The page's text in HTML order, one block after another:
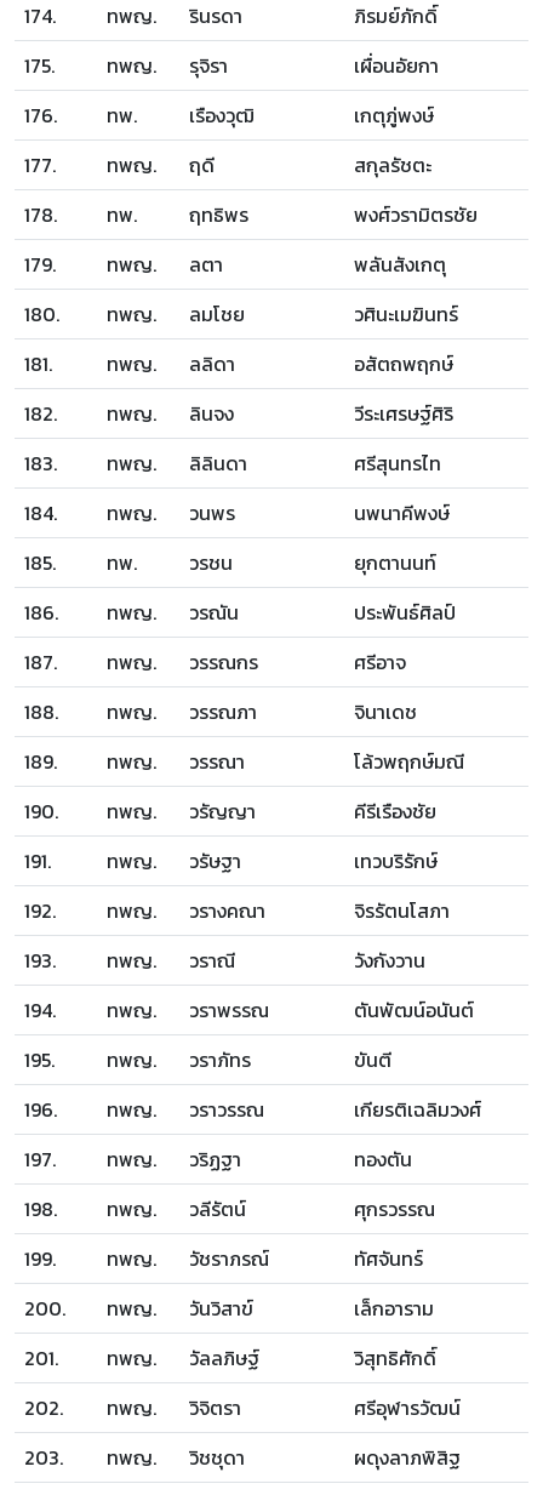
174.
ทพญ. รินรดา
ภิรมย์ภักดิ์
175.
ทพญ. รุจิรา
เผื่อนอัยกา
176.
ทพ. เรืองวุฒิ
เกตุภู่พงษ์
177.
ทพญ. ฤดี
สกุลรัชตะ
178.
ทพ. ฤทธิพร
พงศ์วรามิตรชัย
179.
ทพญ. ลตา
พลันสังเกตุ
180.
ทพญ. ลมโชย
วศินะเมฆินทร์
181.
ทพญ. ลลิดา
อสัตถพฤกษ์
182.
ทพญ. ลินจง
วีระเศรษฐ์ศิริ
183.
ทพญ. ลิลินดา
ศรีสุนทรไท
184.
ทพญ. วนพร
นพนาคีพงษ์
185.
ทพ. วรชน
ยุกตานนท์
186.
ทพญ. วรณัน
ประพันธ์ศิลป์
187.
ทพญ. วรรณกร
ศรีอาจ
188.
ทพญ. วรรณภา
จินาเดช
189.
ทพญ. วรรณา
โล้วพฤกษ์มณี
190.
ทพญ. วรัญญา
คีรีเรืองชัย
191.
ทพญ. วรัษฐา
เทวบริรักษ์
192.
ทพญ. วรางคณา
จิรรัตนโสภา
193.
ทพญ. วราณี
วังกังวาน
194.
ทพญ. วราพรรณ
ตันพัฒน์อนันต์
195.
ทพญ. วราภัทร
ขันตี
196.
ทพญ. วราวรรณ
เกียรติเฉลิมวงศ์
197.
ทพญ. วริฏฐา
ทองตัน
198.
ทพญ. วลีรัตน์
ศุกรวรรณ
199.
ทพญ. วัชราภรณ์
ทัศจันทร์
200.
ทพญ. วันวิสาข์
เล็กอาราม
201.
ทพญ. วัลลภิษฐ์
วิสุทธิศักดิ์
202.
ทพญ. วิจิตรา
ศรีอุฬารวัฒน์
203.
ทพญ. วิชชุดา
ผดุงลาภพิสิฐ